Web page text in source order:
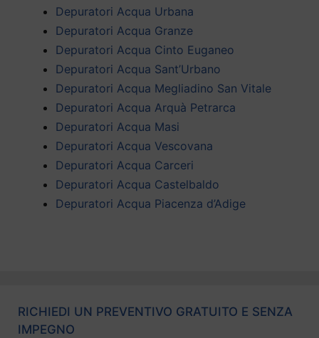
Depuratori Acqua Urbana
Depuratori Acqua Granze
Depuratori Acqua Cinto Euganeo
Depuratori Acqua Sant’Urbano
Depuratori Acqua Megliadino San Vitale
Depuratori Acqua Arquà Petrarca
Depuratori Acqua Masi
Depuratori Acqua Vescovana
Depuratori Acqua Carceri
Depuratori Acqua Castelbaldo
Depuratori Acqua Piacenza d’Adige
RICHIEDI UN PREVENTIVO GRATUITO E SENZA
IMPEGNO